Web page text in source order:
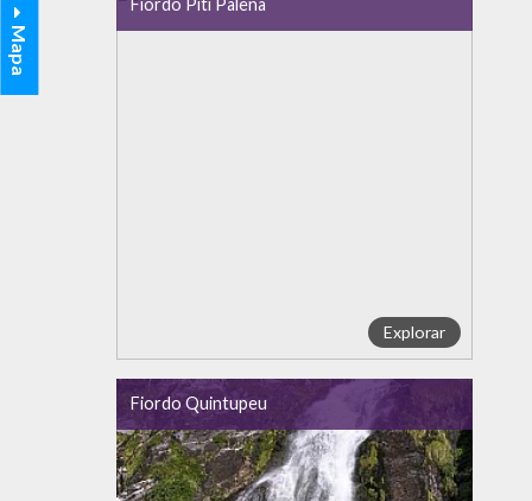
Mapa
Fiordo Piti Palena
Explorar
Fiordo Quintupeu